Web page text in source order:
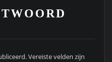
Vereiste velden zijn